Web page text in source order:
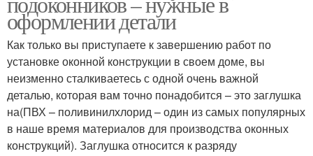
оформлении детали
Как только вы приступаете к завершению работ по
установке оконной конструкции в своем доме, вы
неизменно сталкиваетесь с одной очень важной
деталью, которая вам точно понадобится – это заглушка
на(ПВХ – поливинилхлорид – один из самых популярных
в наше время материалов для производства оконных
конструкций). Заглушка относится к разряду